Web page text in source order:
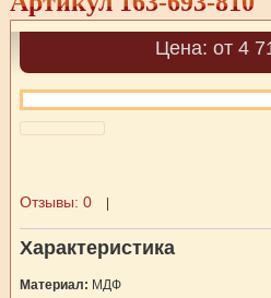
Цена: от 4
Отзывы: 0
Характеристика
Материал: МДФ